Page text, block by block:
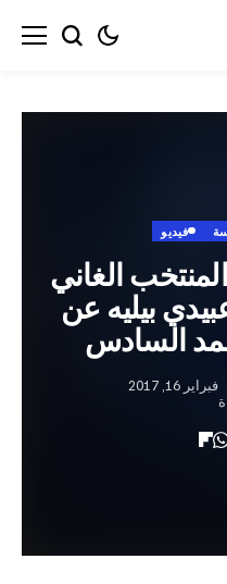
الغاني
عن